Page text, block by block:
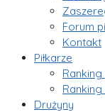
Forum
Kontakt
Piłkarze
Ranking
Drużyny